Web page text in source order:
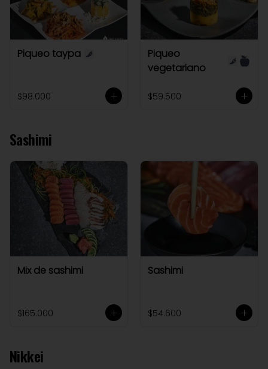
Piqueo taypa
$98.000
Piqueo
vegetariano
$59.500
Sashimi
Mix de sashimi
$165.000
Sashimi
$54.600
Nikkei